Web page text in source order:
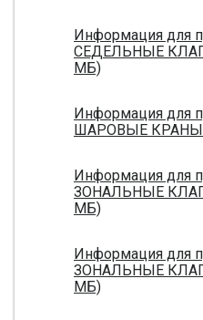
Информация для
СЕДЕЛЬНЫЕ
МБ)
Информация для
ШАРОВЫЕ КРАНЫ
Информация для
ЗОНАЛЬНЫЕ
МБ)
Информация для
ЗОНАЛЬНЫЕ
МБ)